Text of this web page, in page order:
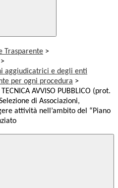
Trasparente >
>
aggiudicatrici e degli enti
per ogni procedura >
AVVISO PUBBLICO (prot.
di Associazioni,
attività nell’ambito del “Piano